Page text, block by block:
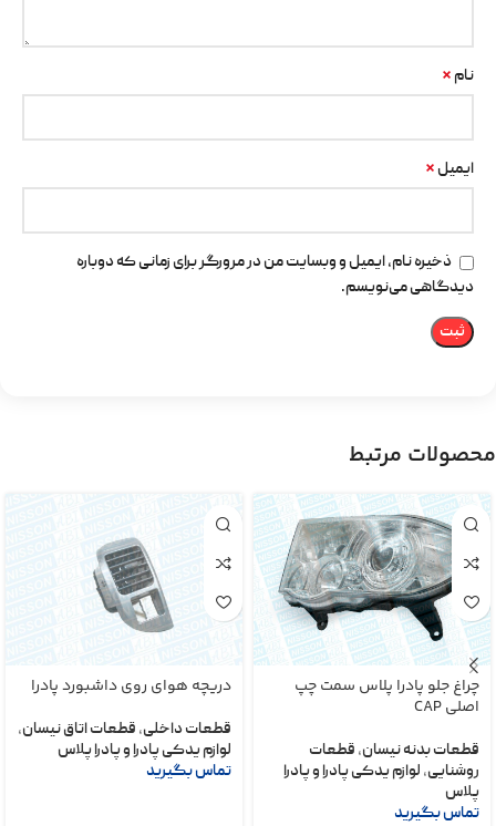
نام *
ایمیل *
ذخیره نام، ایمیل و وبسایت من در مرورگر برای زمانی که دوباره
دیدگاهی می‌نویسم.
محصولات مرتبط
چراغ جلو پادرا پلاس سمت چپ
اصلی CAP
قطعات بدنه نیسان, قطعات
روشنایی, لوازم یدکی پادرا و پادرا
پلاس
تماس بگیرید
دریچه هوای روی داشبورد پادرا
قطعات داخلی, قطعات اتاق نیسان,
لوازم یدکی پادرا و پادرا پلاس
تماس بگیرید